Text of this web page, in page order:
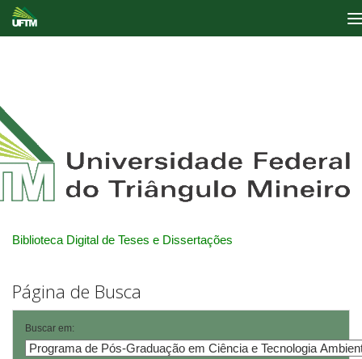
Biblioteca Digital de Teses e Dissertações
Página de Busca
Buscar em: